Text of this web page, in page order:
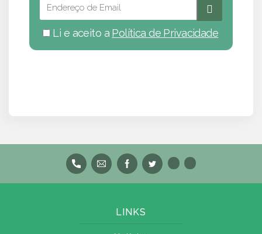
Li e aceito a Política de Privacidade
LINKS